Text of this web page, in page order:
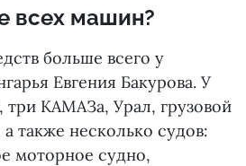
всех машин?
больше всего у
Евгения Бакурова. У
три КАМАЗа, Урал, грузовой
также несколько судов:
моторное судно,